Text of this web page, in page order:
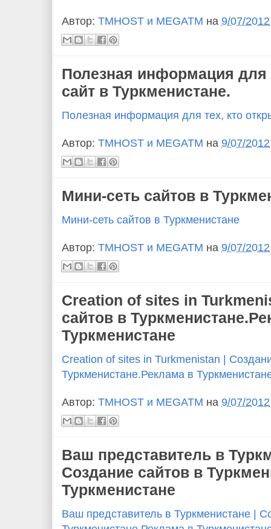
Автор: TMHOST и MEGATM на 9/07/2012
Полезная информация для
сайт в Туркменистане.
Полезная информация для тех, кто
Автор: TMHOST и MEGATM на 9/07/2012
Мини-сеть сайтов в
Мини-сеть сайтов в Туркменистане
Автор: TMHOST и MEGATM на 9/07/2012
Creation of sites in
сайтов в
Туркменистане
Creation of sites in Turkmenistan |
Туркменистане.Реклама в
Автор: TMHOST и MEGATM на 9/07/2012
Ваш представитель в
Создание сайтов в
Туркменистане
Ваш представитель в Туркменистане |